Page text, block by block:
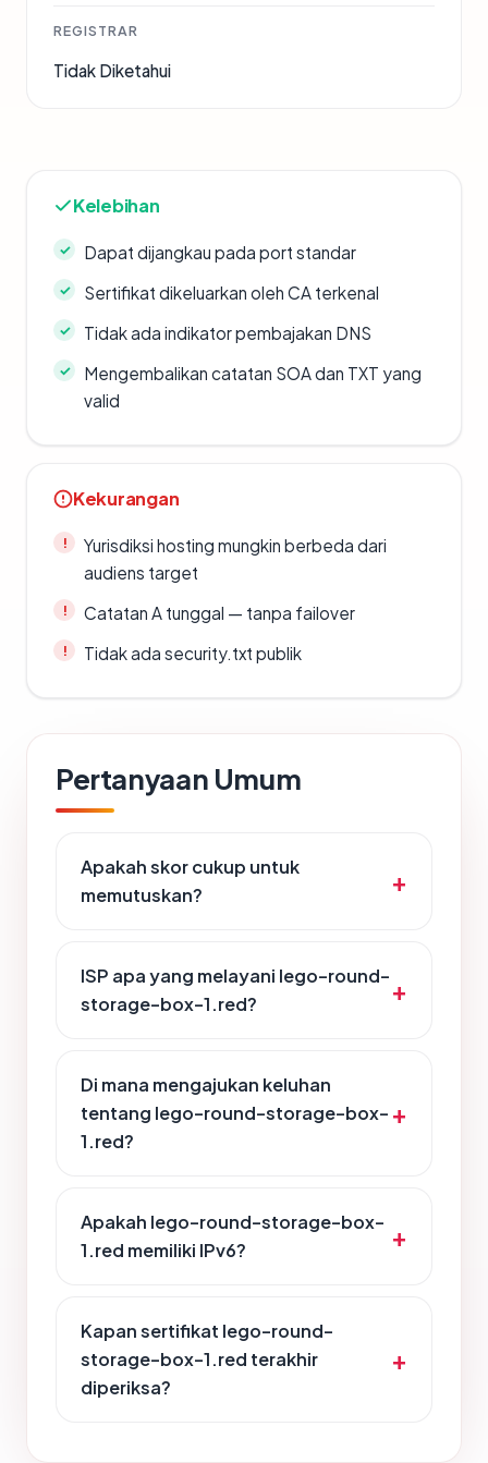
REGISTRAR
Tidak Diketahui
Kelebihan
Dapat dijangkau pada port standar
Sertifikat dikeluarkan oleh CA terkenal
Tidak ada indikator pembajakan DNS
Mengembalikan catatan SOA dan TXT yang
valid
Kekurangan
Yurisdiksi hosting mungkin berbeda dari
audiens target
Catatan A tunggal — tanpa failover
Tidak ada security.txt publik
Pertanyaan Umum
Apakah skor cukup untuk
memutuskan?
ISP apa yang melayani lego-round-
storage-box-1.red?
Di mana mengajukan keluhan
tentang lego-round-storage-box-
1.red?
Apakah lego-round-storage-box-
1.red memiliki IPv6?
Kapan sertifikat lego-round-
storage-box-1.red terakhir
diperiksa?